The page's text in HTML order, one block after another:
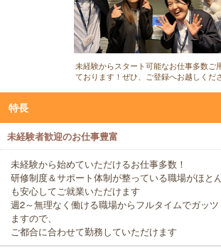
未経験からスタート可能なお仕事多数ご
ております！ぜひ、ご登録へお越しくださ
特長
未経験者歓迎のお仕事豊富
未経験から始めていただけるお仕事多数！
研修制度＆サポート体制が整っている職場がほと
も安心してご就業いただけます
週2～無理なく働ける職場からフルタイムでガッ
ますので、
ご都合に合わせて勤務していただけます